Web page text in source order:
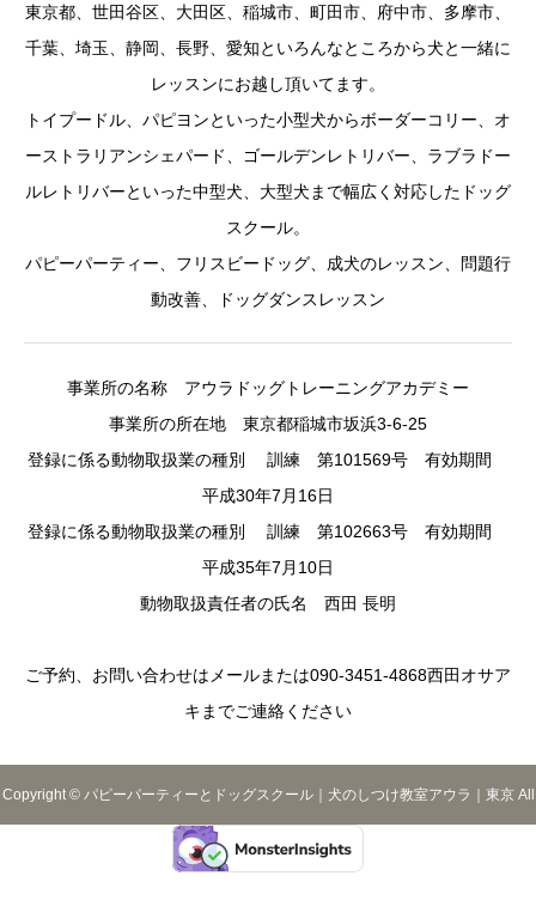
東京都、世田谷区、大田区、稲城市、町田市、府中市、多摩市、
千葉、埼玉、静岡、長野、愛知といろんなところから犬と一緒に
レッスンにお越し頂いてます。
トイプードル、パピヨンといった小型犬からボーダーコリー、オ
ーストラリアンシェパード、ゴールデンレトリバー、ラブラドー
ルレトリバーといった中型犬、大型犬まで幅広く対応したドッグ
スクール。
パピーパーティー、フリスビードッグ、成犬のレッスン、問題行
動改善、ドッグダンスレッスン
事業所の名称 アウラドッグトレーニングアカデミー
事業所の所在地 東京都稲城市坂浜3-6-25
登録に係る動物取扱業の種別 訓練 第101569号 有効期間
平成30年7月16日
登録に係る動物取扱業の種別 訓練 第102663号 有効期間
平成35年7月10日
動物取扱責任者の氏名 西田 長明
ご予約、お問い合わせはメールまたは090-3451-4868西田オサア
キまでご連絡ください
Copyright © パピーパーティーとドッグスクール｜犬のしつけ教室アウラ｜東京 All
Rights Reserved.